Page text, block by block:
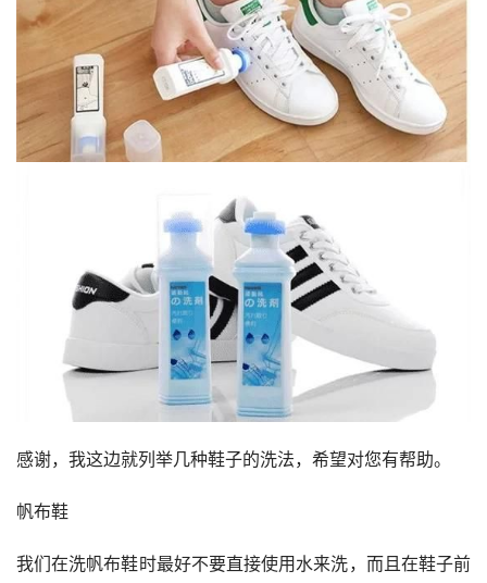
感谢，我这边就列举几种鞋子的洗法，希望对您有帮助。
帆布鞋
我们在洗帆布鞋时最好不要直接使用水来洗，而且在鞋子前